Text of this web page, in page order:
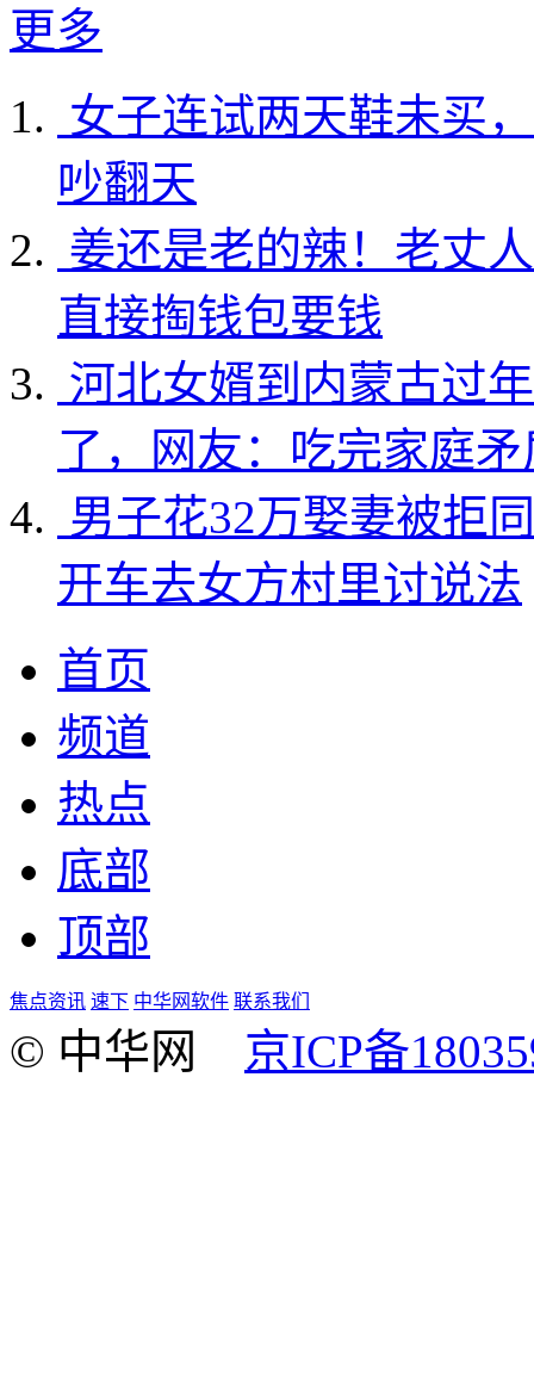
更多
女子连试两天鞋未买
吵翻天
姜还是老的辣！老丈
直接掏钱包要钱
河北女婿到内蒙古过
了，网友：吃完家庭
男子花32万娶妻被拒
开车去女方村里讨说法
首页
频道
热点
底部
顶部
焦点资讯 速下 中华网软件 联系我们
© 中华网 京ICP备